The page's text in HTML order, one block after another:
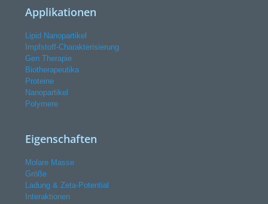
Applikationen
Lipid Nanopartikel
Impfstoff-Charakterisierung
Gen Therapie
Biotherapeutika
Proteine
Nanopartikel
Polymere
Eigenschaften
Molare Masse
Größe
Ladung & Zeta-Potential
Interaktionen